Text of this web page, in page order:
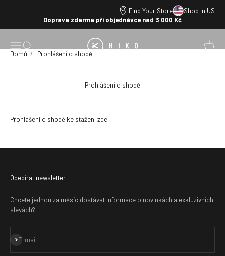
Doprava zdarma při objednávce nad 3 000 Kč
Find Your Store Shop In US
Otevřít navigační menu
Otevřít vyhledávání HIKO
Otevřít
Domů
Prohlášení o shodě
Prohlášení o shodě
Prohlášení o shodě ke staženízde.
Odebírat newsletter
Chcete jednou za měsíc dostávat informace o novinkách a exkluzivních
slevách?
E-mail
Přihlásit se k odběru